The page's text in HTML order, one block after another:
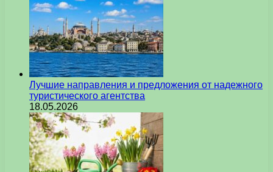
Лучшие направления и предложения от надежного
туристического агентства
18.05.2026